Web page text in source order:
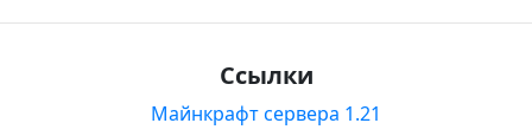
Ссылки
Майнкрафт сервера 1.21